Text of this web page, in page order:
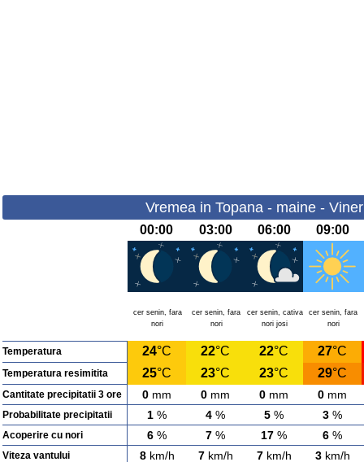
Vremea in Topana - maine -
00:00 03:00 06:00 09:00
cer senin, fara
nori
cer senin, fara
nori
cer senin, cativa
nori josi
cer senin, fara
nori
Temperatura 24°C 22°C 22°C 27°C
Temperatura resimitita 25°C 23°C 23°C 29°C
Cantitate precipitatii 3 ore 0 mm 0 mm 0 mm 0 mm
Probabilitate precipitatii 1 % 4 % 5 % 3 %
Acoperire cu nori 6 % 7 % 17 % 6 %
Viteza vantului 8km/h 7km/h 7km/h 3km/h